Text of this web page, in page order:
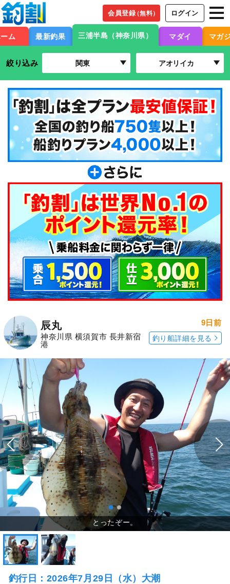
会員登録（無料） ログイン
ム 最新釣果 三浦半島（神奈川県） マダイ マガ
絞り込み 関東 アオリイカ
辰丸
神奈川県 横須賀市 長井新宿
港
9日前
釣り船詳細を見る
釣行日：2026年7月29日（水）大潮